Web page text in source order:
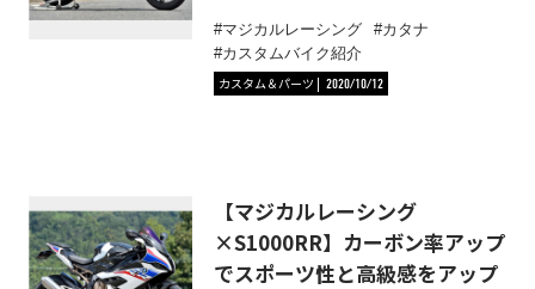
マジカルレーシング
カタナ
カスタムバイク紹介
カスタム＆パーツ
2020/10/12
【マジカルレーシング
×S1000RR】カーボン率アップ
でスポーツ性と高級感をアップ